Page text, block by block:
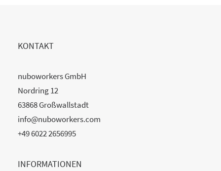
KONTAKT
nuboworkers GmbH
Nordring 12
63868 Großwallstadt
info@nuboworkers.com
+49 6022 2656995
INFORMATIONEN